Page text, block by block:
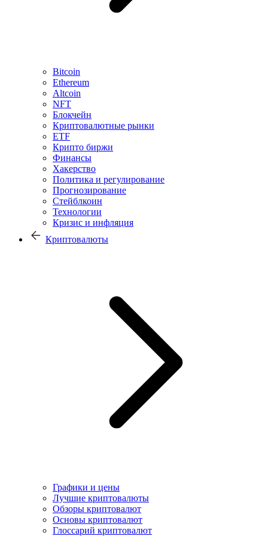
Bitcoin
Ethereum
Altcoin
NFT
Блокчейн
Криптовалютные рынки
ETF
Крипто биржи
Финансы
Хакерство
Политика и регулирование
Прогнозирование
Стейблкоин
Технологии
Кризис и инфляция
Криптовалюты
Графики и цены
Лучшие криптовалюты
Обзоры криптовалют
Основы криптовалют
Глоссарий криптовалют